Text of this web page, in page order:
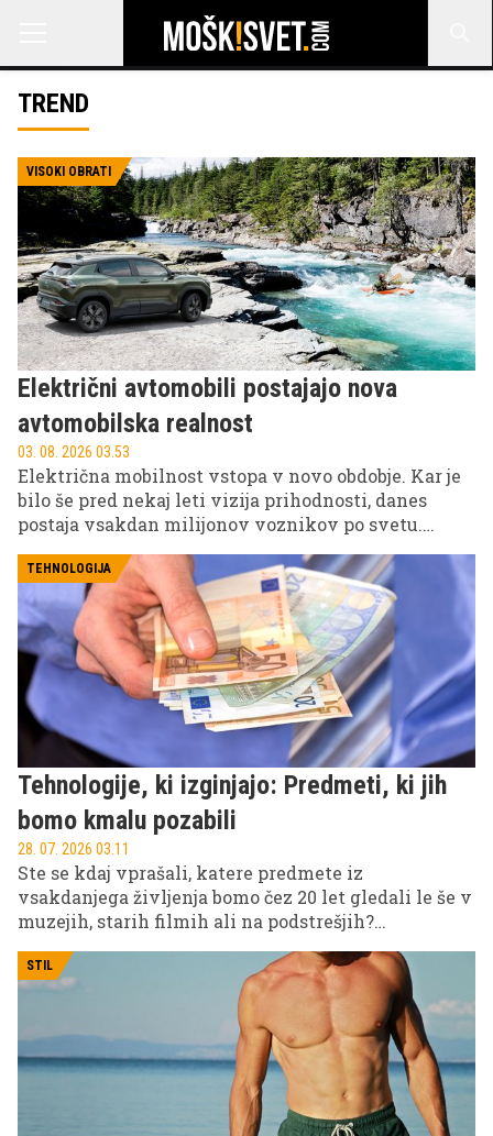
TREND
VISOKI OBRATI
Električni avtomobili postajajo nova
avtomobilska realnost
03. 08. 2026 03.53
Električna mobilnost vstopa v novo obdobje. Kar je
bilo še pred nekaj leti vizija prihodnosti, danes
postaja vsakdan milijonov voznikov po svetu.
2026 svetovalne družbe Roland Berger kažejo, da je
bil leta 2025 že vsak četrti nov avtomobil, prodan
globalno, električen.
TEHNOLOGIJA
Tehnologije, ki izginjajo: Predmeti, ki jih
bomo kmalu pozabili
28. 07. 2026 03.11
Ste se kdaj vprašali, katere predmete iz
vsakdanjega življenja bomo čez 20 let gledali le še v
muzejih, starih filmih ali na podstrešjih?
Tehnološki razvoj, digitalizacija in spremembe
navad že danes izrinjajo stvari, ki so se še pred
nekaj leti zdele nepogrešljive.
STIL